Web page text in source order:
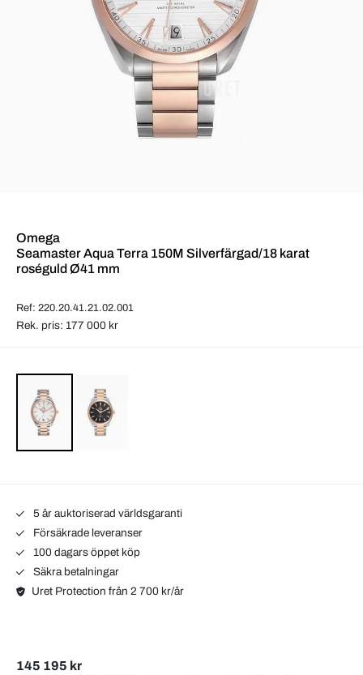
Omega
Seamaster Aqua Terra 150M Silverfärgad/18 karat
roséguld Ø41 mm
Ref: 220.20.41.21.02.001
Rek. pris: 177 000 kr
5 år auktoriserad världsgaranti
Försäkrade leveranser
100 dagars öppet köp
Säkra betalningar
Uret Protection från 2 700 kr/år
145 195 kr